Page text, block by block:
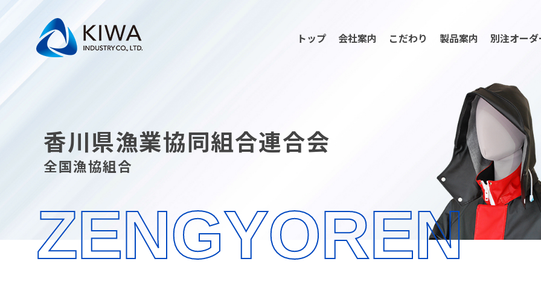
トップ 会社案内 こだわり 製品案内 別注オー
香川県漁業協同組合連合会
全国漁協組合
ZENGYOREN